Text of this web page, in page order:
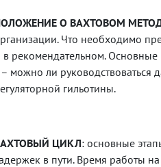
О ВАХТОВОМ
Что необходимо
в рекомендательном.
– можно ли
гильотины.
ЦИКЛ: основные
в пути. Время работы